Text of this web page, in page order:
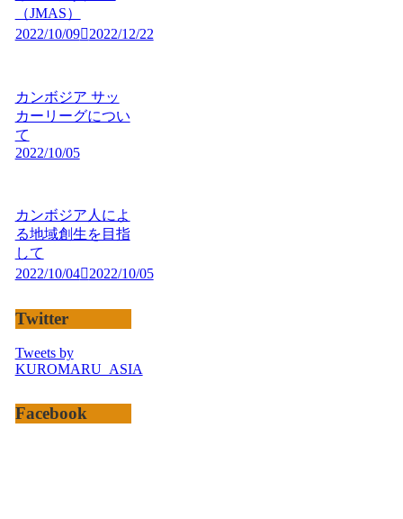
（JMAS）
2022/10/09
2022/12/22
カンボジア サッ
カーリーグについ
て
2022/10/05
カンボジア人によ
る地域創生を目指
して
2022/10/04
2022/10/05
Twitter
Tweets by
KUROMARU_ASIA
Facebook